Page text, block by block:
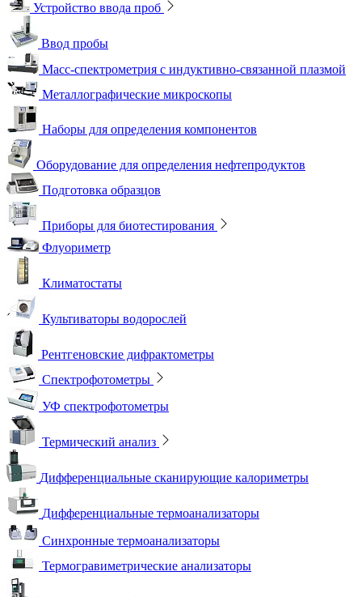
Устройство ввода проб
Ввод пробы
Масс-спектрометрия с индуктивно-связанной плазмой
Металлографические микроскопы
Наборы для определения компонентов
Оборудование для определения нефтепродуктов
Подготовка образцов
Приборы для биотестирования
Флуориметр
Климатостаты
Культиваторы водорослей
Рентгеновские дифрактометры
Спектрофотометры
УФ спектрофотометры
Термический анализ
Дифференциальные сканирующие калориметры
Дифференциальные термоанализаторы
Синхронные термоанализаторы
Термогравиметрические анализаторы